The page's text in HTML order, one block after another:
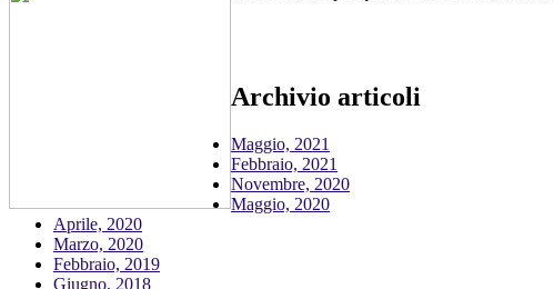
Archivio articoli
Maggio, 2021
Febbraio, 2021
Novembre, 2020
Maggio, 2020
Aprile, 2020
Marzo, 2020
Febbraio, 2019
Giugno, 2018